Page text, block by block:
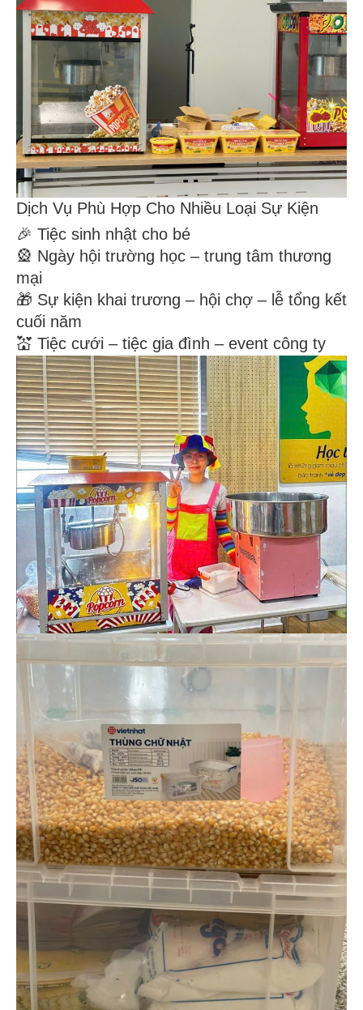
Dịch Vụ Phù Hợp Cho Nhiều Loại Sự Kiện
🎉 Tiệc sinh nhật cho bé
🎡 Ngày hội trường học – trung tâm thương
mại
🎁 Sự kiện khai trương – hội chợ – lễ tổng kết
cuối năm
💒 Tiệc cưới – tiệc gia đình – event công ty